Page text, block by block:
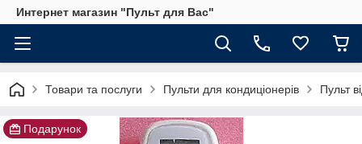
Интернет магазин "Пульт для Вас"
Товари та послуги Пульти для кондиціонерів Пульт
Подарунок